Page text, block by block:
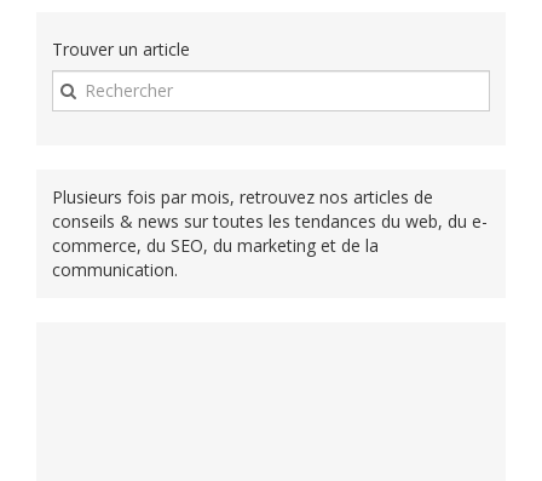
Trouver un article
Plusieurs fois par mois, retrouvez nos articles de
conseils & news sur toutes les tendances du web, du e-
commerce, du SEO, du marketing et de la
communication.